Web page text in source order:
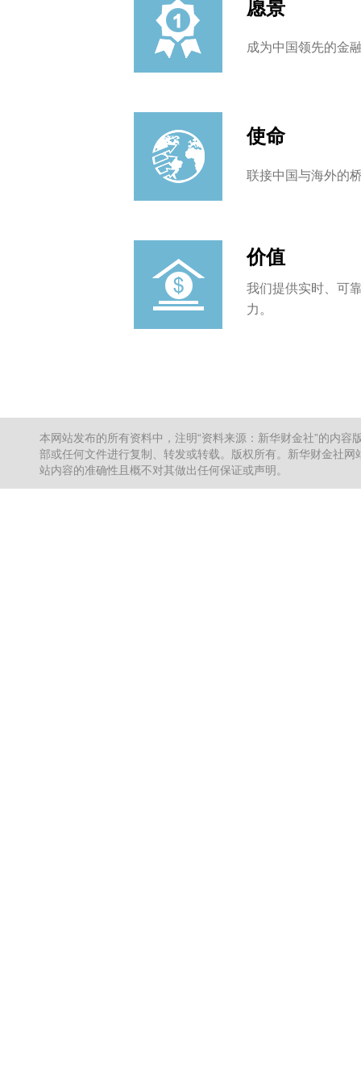
愿景
成为中国领先的金
使命
联接中国与海外的
价值
我们提供实时、可
力。
本网站发布的所有资料中，注明“资料来源：新华财金社”的内
部或任何文件进行复制、转发或转载。版权所有。新华财金社
站内容的准确性且概不对其做出任何保证或声明。